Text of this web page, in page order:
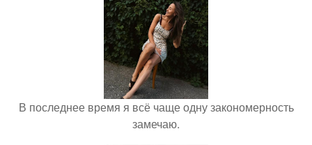
В последнее время я всё чаще одну закономерность
замечаю.